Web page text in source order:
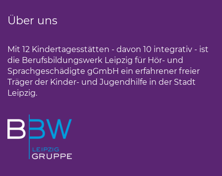
Über uns
Mit 12 Kindertagesstätten - davon 10 integrativ - ist
die Berufsbildungswerk Leipzig für Hör- und
Sprachgeschädigte gGmbH ein erfahrener freier
Träger der Kinder- und Jugendhilfe in der Stadt
Leipzig.